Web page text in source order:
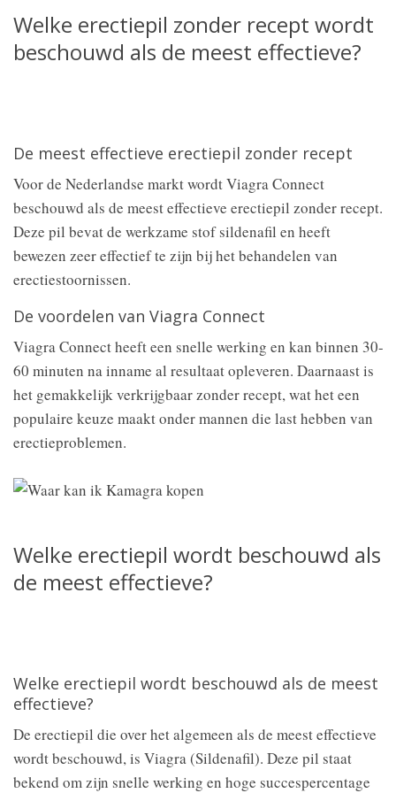
Welke erectiepil zonder recept wordt
beschouwd als de meest effectieve?
De meest effectieve erectiepil zonder recept
Voor de Nederlandse markt wordt Viagra Connect
beschouwd als de meest effectieve erectiepil zonder recept.
Deze pil bevat de werkzame stof sildenafil en heeft
bewezen zeer effectief te zijn bij het behandelen van
erectiestoornissen.
De voordelen van Viagra Connect
Viagra Connect heeft een snelle werking en kan binnen 30-
60 minuten na inname al resultaat opleveren. Daarnaast is
het gemakkelijk verkrijgbaar zonder recept, wat het een
populaire keuze maakt onder mannen die last hebben van
erectieproblemen.
Welke erectiepil wordt beschouwd als
de meest effectieve?
Welke erectiepil wordt beschouwd als de meest
effectieve?
De erectiepil die over het algemeen als de meest effectieve
wordt beschouwd, is Viagra (Sildenafil). Deze pil staat
bekend om zijn snelle werking en hoge succespercentage